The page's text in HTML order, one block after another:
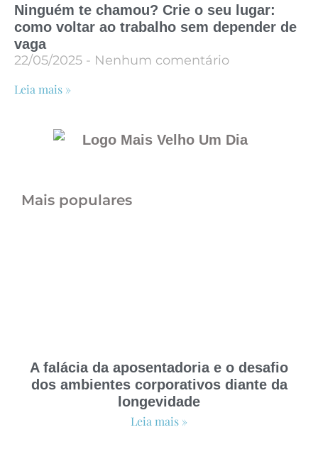
Ninguém te chamou? Crie o seu lugar:
como voltar ao trabalho sem depender de
vaga
22/05/2025
Nenhum comentário
Leia mais »
Mais populares
A falácia da aposentadoria e o desafio
dos ambientes corporativos diante da
longevidade
Leia mais »